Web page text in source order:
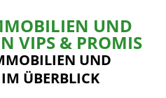
UND
VIPS & PROMIS
UND
ÜBERBLICK